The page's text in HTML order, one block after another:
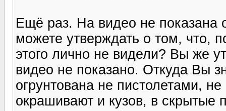
Ещё раз. На видео не показана
можете утверждать о том, что,
этого лично не видели? Вы же
видео не показано. Откуда Вы
огрунтована не пистолетами,
окрашивают и кузов, в скрытые